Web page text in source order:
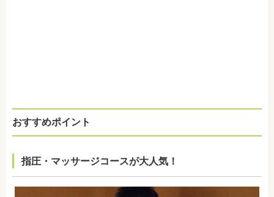
おすすめポイント
指圧・マッサージコースが大人気！